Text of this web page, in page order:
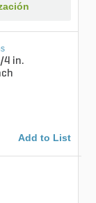
4 in.
Add to List